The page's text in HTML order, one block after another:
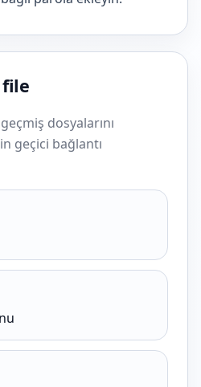
dosyalarını
geçici bağlantı